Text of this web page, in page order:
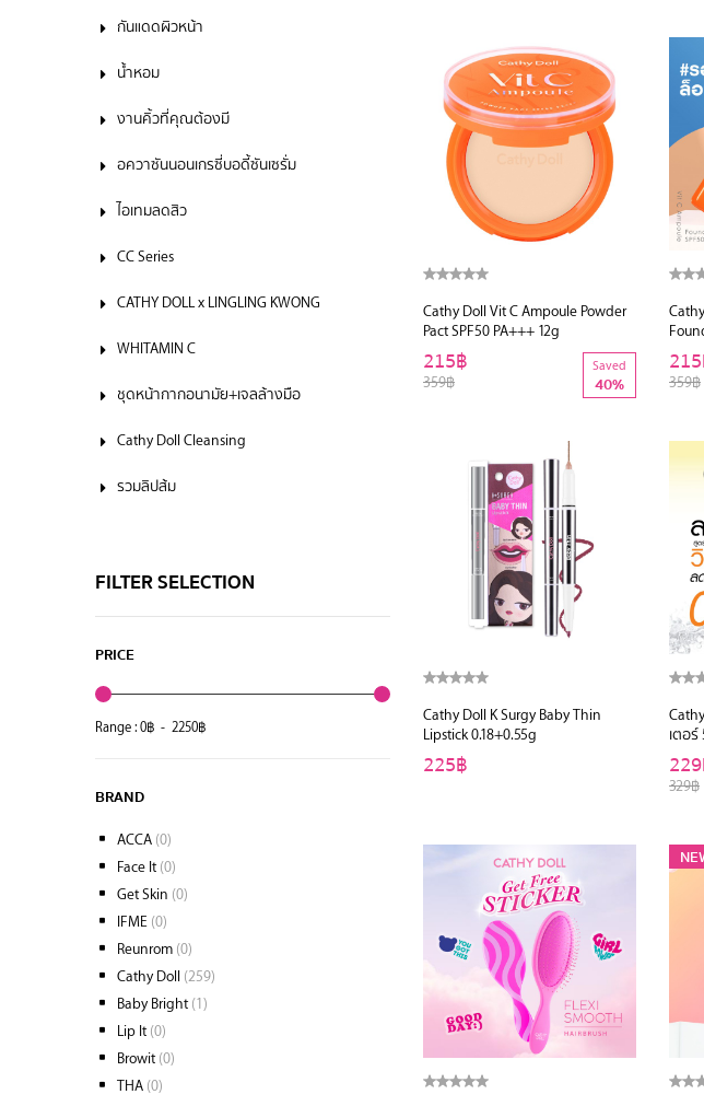
กันแดดผิวหน้า
น้ำหอม
งานคิ้วที่คุณต้องมี
อควาซันนอนเกรซี่บอดี้ซันเซรั่ม
ไอเทมลดสิว
CC Series
CATHY DOLL x LINGLING KWONG
WHITAMIN C
ชุดหน้ากากอนามัย+เจลล้างมือ
Cathy Doll Cleansing
รวมลิปส้ม
FILTER SELECTION
PRICE
Range :0฿ - 2250฿
BRAND
ACCA (0)
Face It (0)
Get Skin (0)
IFME (0)
Reunrom (0)
Cathy Doll (259)
Baby Bright (1)
Lip It (0)
Browit (0)
THA (0)
Cathy Doll Vit C Ampoule Powder
Pact SPF50 PA+++ 12g
359฿
215฿ Saved
40% 359฿
Cathy Doll K Surgy Baby Thin
Lipstick 0.18+0.55g
225฿
เตอ
329฿